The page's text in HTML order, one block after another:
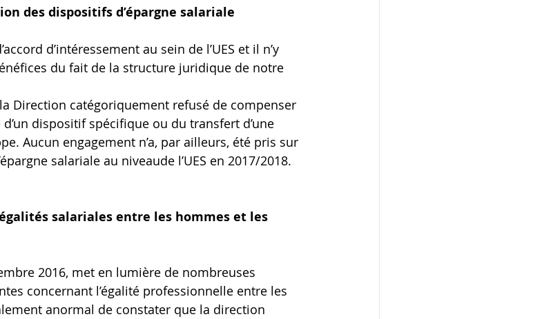
des dispositifs d’épargne salariale
d’intéressement au sein de l’UES et il n’y
du fait de la structure juridique de notre
Direction catégoriquement refusé de compenser
dispositif spécifique ou du transfert d’une
Aucun engagement n’a, par ailleurs, été pris sur
salariale au niveaude l’UES en 2017/2018.
salariales entre les hommes et les
2016, met en lumière de nombreuses
concernant l’égalité professionnelle entre les
anormal de constater que la direction